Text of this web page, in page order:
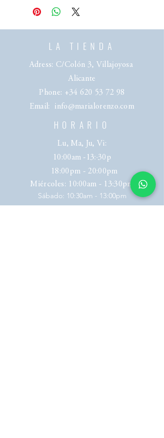
quieras!
LA TIENDA
Adress: C/Colón 3, Villajoyosa
Alicante
Phone: +34 620 53 72 98
Email: info@marialorenzo.com
HORARIO
Lu, Ma, Ju, Vi:
10:00am -13:·30p
18:00pm - 20:00pm
Miércoles: 10:00am - 13:30pm
​​Sábado: 10:30am - 13:00pm